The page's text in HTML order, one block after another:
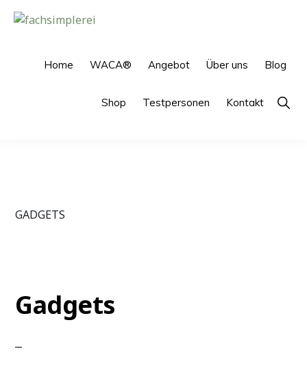
to
navigation
to
contentHome WACA® Angebot Über uns Blog
Shop Testpersonen Kontakt Show
GADGETS
Gadgets